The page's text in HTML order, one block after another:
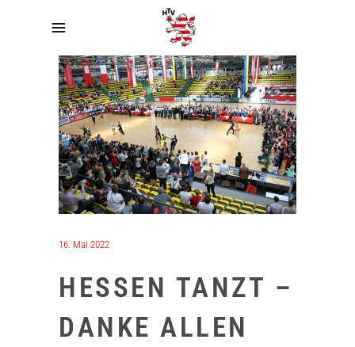
16. Mai 2022
HESSEN TANZT –
DANKE ALLEN